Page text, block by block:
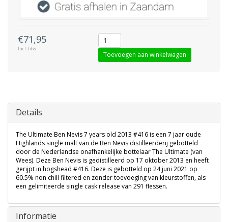
€71,95
Incl. btw
Toevoegen aan winkelwagen
Details
The Ultimate Ben Nevis 7 years old 2013 #416 is een 7 jaar oude
Highlands single malt van de Ben Nevis distilleerderij gebotteld
door de Nederlandse onafhankelijke bottelaar The Ultimate (van
Wees). Deze Ben Nevis is gedistilleerd op 17 oktober 2013 en heeft
gerijpt in hogshead #416. Deze is gebotteld op 24 juni 2021 op
60.5% non chill filtered en zonder toevoeging van kleurstoffen, als
een gelimiteerde single cask release van 291 flessen.
Informatie